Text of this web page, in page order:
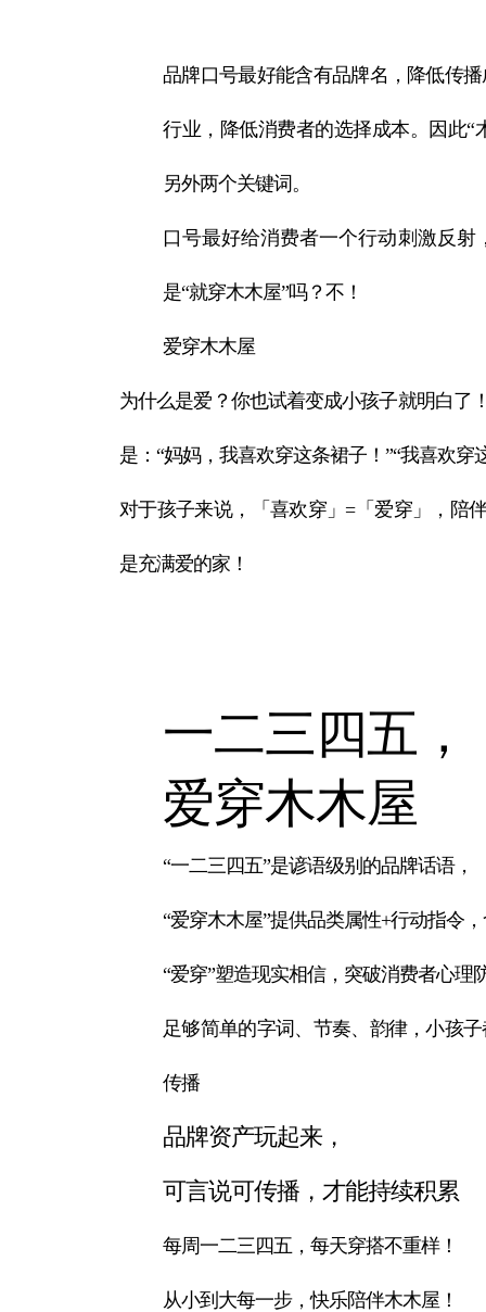
品牌口号最好能含有品牌名，降低传
行业，降低消费者的选择成本。因此“
另外两个关键词。
口号最好给消费者一个行动刺激反射
是“就穿木木屋”吗？不！
爱穿木木屋
为什么是爱？你也试着变成小孩子就明白了
是：“妈妈，我喜欢穿这条裙子！”“我喜欢穿
对于孩子来说，「喜欢穿」=「爱穿」，陪
是充满爱的家！
一二三四五，
爱穿木木屋
“一二三四五”是谚语级别的品牌话语，
“爱穿木木屋”提供品类属性+行动指令
“爱穿”塑造现实相信，突破消费者心理
足够简单的字词、节奏、韵律，小孩
传播
品牌资产玩起来，
可言说可传播，才能持续积累
每周一二三四五，每天穿搭不重样！
从小到大每一步，快乐陪伴木木屋！